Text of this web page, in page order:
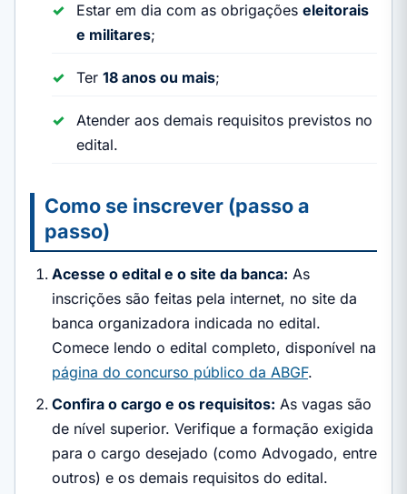
Estar em dia com as obrigaçõeseleitorais
e militares;
Ter18 anos ou mais;
Atender aos demais requisitos previstos no
edital.
Como se inscrever (passo a
passo)
Acesse o edital e o site da banca: As
inscrições são feitas pela internet, no site da
banca organizadora indicada no edital.
Comece lendo o edital completo, disponível na
página do concurso público da ABGF.
Confira o cargo e os requisitos: As vagas são
de nível superior. Verifique a formação exigida
para o cargo desejado (como Advogado, entre
outros) e os demais requisitos do edital.